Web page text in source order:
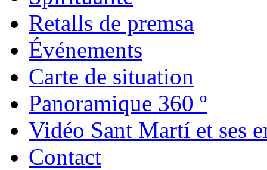
Retalls de premsa
Événements
Carte de situation
Panoramique 360 º
Vidéo Sant Martí et ses
Contact